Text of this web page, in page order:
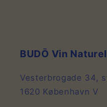
BUDŌ Vin Naturel
Vesterbrogade 34,
1620 København V